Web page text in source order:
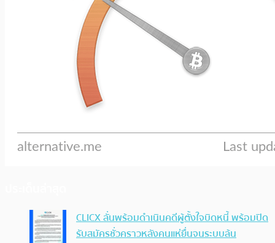
CLICX ลั่นพร้อมดำเนินคดีผู้ตั้งใจบิดหนี้ พร้อมปิด
รับสมัครชั่วคราวหลังคนแห่ยื่นจนระบบล้น